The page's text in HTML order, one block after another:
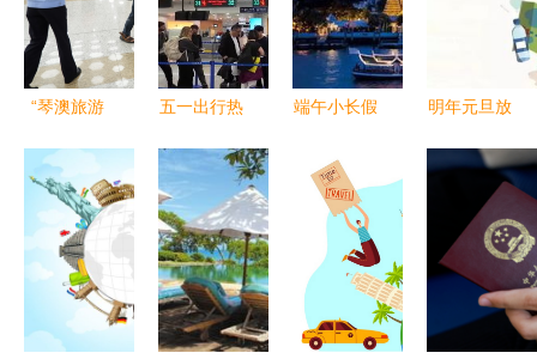
“琴澳旅游
发！边检机
关提醒三大
注意事项
五一出行热
旅消费“多
点开花”激
活假日经济
新动能
端午小长假
游首选目的
地
明年元旦放
一休5天！
教你最强拼
假攻略，出
境旅行休10
天！